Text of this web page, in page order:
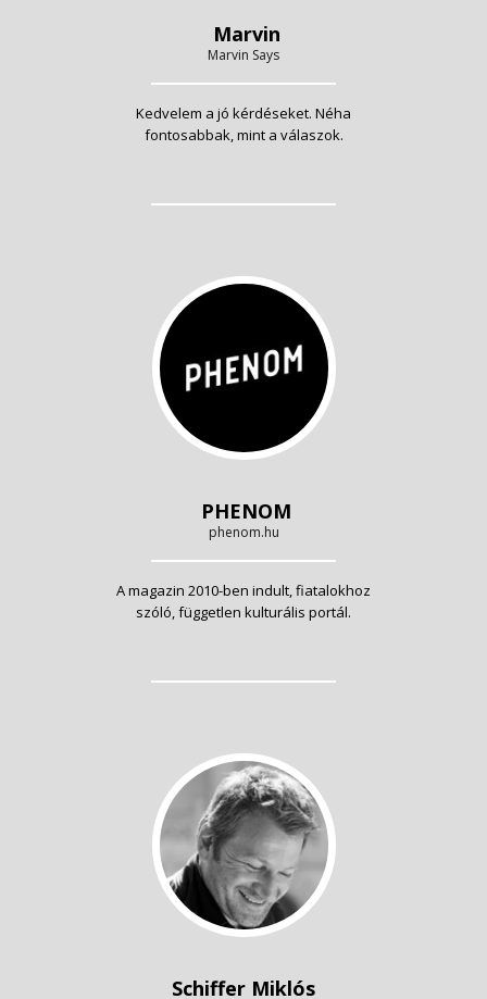
Marvin
Marvin Says
Kedvelem a jó kérdéseket. Néha
fontosabbak, mint a válaszok.
PHENOM
phenom.hu
A magazin 2010-ben indult, fiatalokhoz
szóló, független kulturális portál.
Schiffer Miklós